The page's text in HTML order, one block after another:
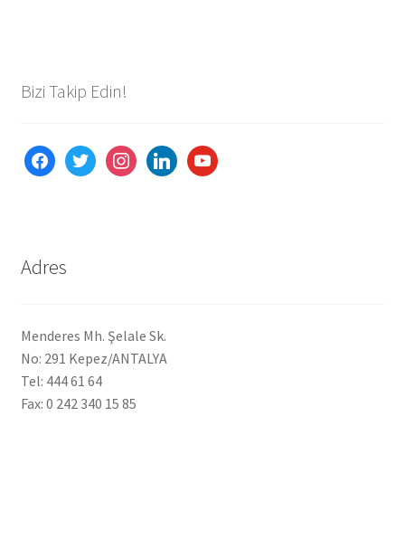
Bizi Takip Edin!
facebooktwitter instagramlinkedinyoutube
Adres
Menderes Mh. Şelale Sk.
No: 291 Kepez/ANTALYA
Tel: 444 61 64
Fax: 0 242 340 15 85